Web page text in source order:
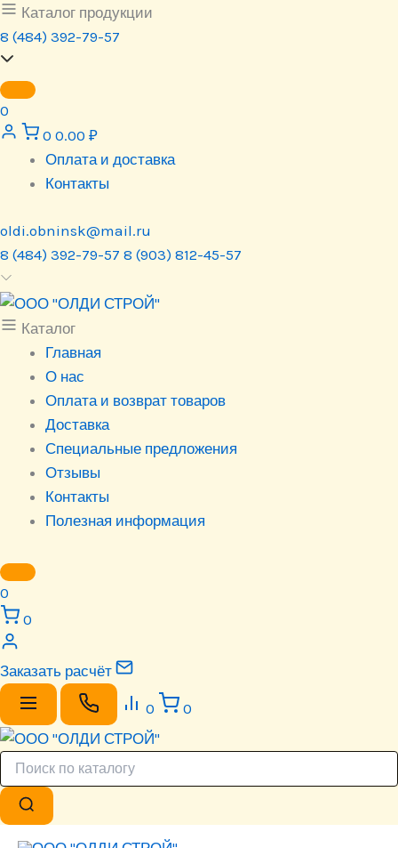
Перейти
к
содержимому
Каталог продукции
8 (484) 392-79-57
0
0 0.00 ₽
Оплата и доставка
Контакты
oldi.obninsk@mail.ru
8 (484) 392-79-57 8 (903) 812-45-57
Каталог
Главная
О нас
Оплата и возврат товаров
Доставка
Специальные предложения
Отзывы
Контакты
Полезная информация
0
0
Заказать расчёт
0 0